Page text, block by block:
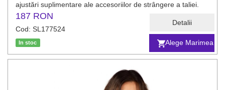
Alege Marimea
Detalii
ajustări suplimentare ale accesoriilor de strângere a taliei.
187 RON
Cod: SL177524
In stoc